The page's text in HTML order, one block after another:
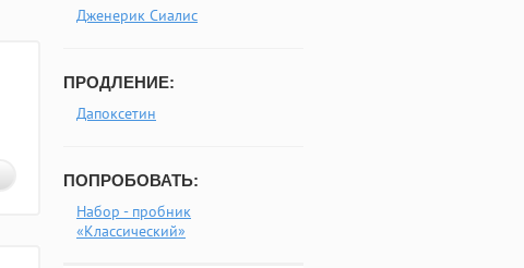
Дженерик Сиалис
ПРОДЛЕНИЕ:
Дапоксетин
ПОПРОБОВАТЬ:
Набор - пробник
«Классический»